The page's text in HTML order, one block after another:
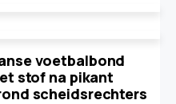
voetbalbond
stof na pikant
scheidsrechters